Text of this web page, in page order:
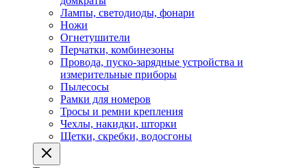
Лампы, светодиоды, фонари
Ножи
Огнетушители
Перчатки, комбинезоны
Провода, пуско-зарядные устройства и
измерительные приборы
Пылесосы
Рамки для номеров
Тросы и ремни крепления
Чехлы, накидки, шторки
Щетки, скребки, водосгоны